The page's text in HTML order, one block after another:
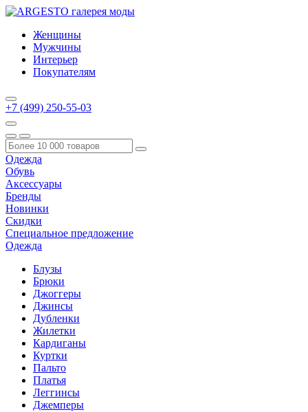
Женщины
Мужчины
Интерьер
Покупателям
+7 (499) 250-55-03
Одежда
Обувь
Аксессуары
Бренды
Новинки
Скидки
Специальное предложение
Одежда
Блузы
Брюки
Джоггеры
Джинсы
Дубленки
Жилетки
Кардиганы
Куртки
Пальто
Платья
Леггинсы
Джемперы